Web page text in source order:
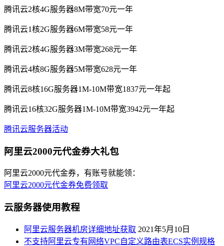
腾讯云2核4G服务器8M带宽70元一年
腾讯云1核2G服务器6M带宽58元一年
腾讯云2核4G服务器3M带宽268元一年
腾讯云4核8G服务器5M带宽628元一年
腾讯云8核16G服务器1M-10M带宽1837元一年起
腾讯云16核32G服务器1M-10M带宽3942元一年起
腾讯云服务器活动
阿里云2000元代金券大礼包
阿里云2000元代金券，有账号就能领：
阿里云2000元代金券免费领取
云服务器使用教程
阿里云服务器机房详细地址获取 2021年5月10日
不支持阿里云专有网络VPC自定义路由表ECS实例规格